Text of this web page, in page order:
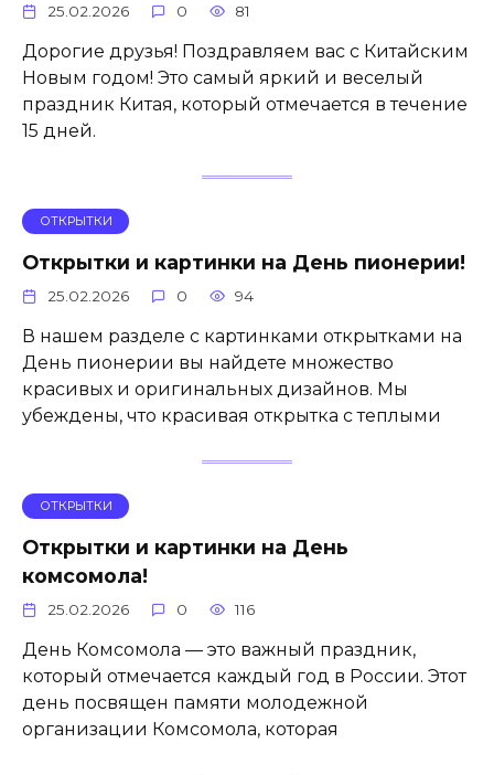
25.02.2026 0 81
Дорогие друзья! Поздравляем вас с Китайским
Новым годом! Это самый яркий и веселый
праздник Китая, который отмечается в течение
15 дней.
ОТКРЫТКИ
Открытки и картинки на День пионерии!
25.02.2026 0 94
В нашем разделе с картинками открытками на
День пионерии вы найдете множество
красивых и оригинальных дизайнов. Мы
убеждены, что красивая открытка с теплыми
ОТКРЫТКИ
Открытки и картинки на День
комсомола!
25.02.2026 0 116
День Комсомола — это важный праздник,
который отмечается каждый год в России. Этот
день посвящен памяти молодежной
организации Комсомола, которая